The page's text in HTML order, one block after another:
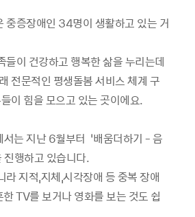
중증장애인 34명이 생활하고 있는 거
들이 건강하고 행복한 삶을 누리는데
전문적인 평생돌봄 서비스 체계 구
이 힘을 모으고 있는 곳이에요.
는 지난 6월부터 ‘배움더하기 - 음
진행하고 있습니다.
라 지적,지체,시각장애 등 중복 장애
TV를 보거나 영화를 보는 것도 쉽